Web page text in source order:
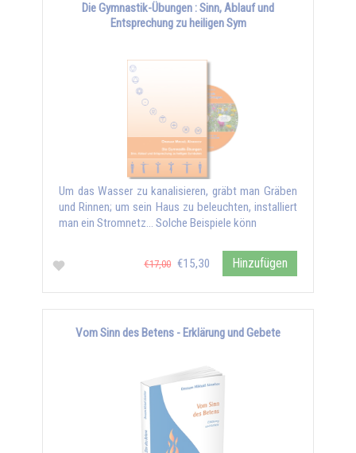
Die Gymnastik-Übungen : Sinn, Ablauf und
Entsprechung zu heiligen Sym
Um das Wasser zu kanalisieren, gräbt man Gräben
und Rinnen; um sein Haus zu beleuchten, installiert
man ein Stromnetz… Solche Beispiele könn
€17,00 €15,30 Hinzufügen
Vom Sinn des Betens - Erklärung und Gebete